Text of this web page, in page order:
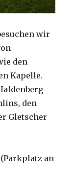
wir
den
Kapelle.
den
Gletscher
an